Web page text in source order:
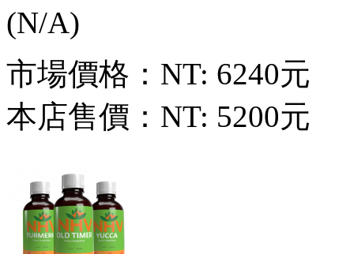
市場價格： NT: 6240元
本店售價： NT: 5200元